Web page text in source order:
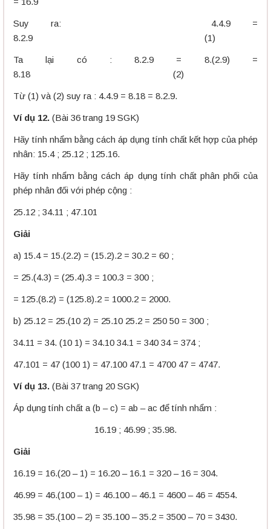
Suy ra: 4.4.9 =
8.2.9 (1)
Ta lại có : 8.2.9 = 8.(2.9) =
8.18 (2)
Từ (1) và (2) suy ra : 4.4.9 = 8.18 = 8.2.9.
Ví dụ 12. (Bài 36 trang 19 SGK)
Hãy tính nhẩm bằng cách áp dụng tính chất kết hợp của phép
nhân: 15.4 ; 25.12 ; 125.16.
Hãy tính nhẩm bằng cách áp dụng tính chất phân phối của
phép nhân đối với phép cộng :
25.12 ; 34.11 ; 47.101
Giải
a) 15.4 = 15.(2.2) = (15.2).2 = 30.2 = 60 ;
= 25.(4.3) = (25.4).3 = 100.3 = 300 ;
= 125.(8.2) = (125.8).2 = 1000.2 = 2000.
b) 25.12 = 25.(10 2) = 25.10 25.2 = 250 50 = 300 ;
34.11 = 34. (10 1) = 34.10 34.1 = 340 34 = 374 ;
47.101 = 47 (100 1) = 47.100 47.1 = 4700 47 = 4747.
Ví dụ 13. (Bài 37 trang 20 SGK)
Áp dụng tính chất a (b – c) = ab – ac để tính nhẩm :
16.19 ; 46.99 ; 35.98.
Giải
16.19 = 16.(20 – 1) = 16.20 – 16.1 = 320 – 16 = 304.
46.99 = 46.(100 – 1) = 46.100 – 46.1 = 4600 – 46 = 4554.
35.98 = 35.(100 – 2) = 35.100 – 35.2 = 3500 – 70 = 3430.